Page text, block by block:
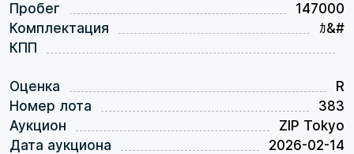
Пробег
147000
Комплектация
ｶ&#
КПП
Оценка
R
Номер лота
383
Аукцион
ZIP Tokyo
Дата аукциона
2026-02-14